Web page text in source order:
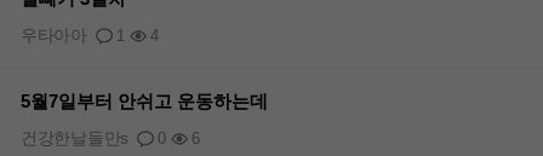
1 4
우타아아
5월7일부터 안쉬고 운동하는데
0 6
건강한날들만s